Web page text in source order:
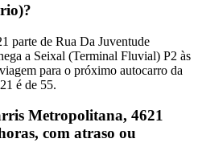
parte de Rua Da Juventude
a Seixal (Terminal Fluvial) P2 às
para o próximo autocarro da
é de 55.
Metropolitana, 4621
com atraso ou